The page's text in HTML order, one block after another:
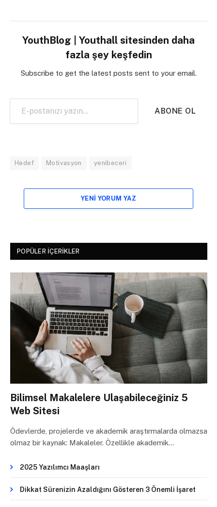
YouthBlog | Youthall sitesinden daha
fazla şey keşfedin
Subscribe to get the latest posts sent to your email.
E-postanızı yazın…
ABONE OL
Hedef Motivasyon yenibeceri
YENI YORUM YAZ
POPÜLER İÇERIKLER
Bilimsel Makalelere Ulaşabileceğiniz 5
Web Sitesi
Ödevlerde, projelerde ve akademik araştırmalarda olmazsa
olmaz bir kaynak: Makaleler. Özellikle akademik…
2025 Yazılımcı Maaşları
Dikkat Sürenizin Azaldığını Gösteren 3 Önemli İşaret